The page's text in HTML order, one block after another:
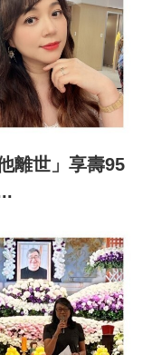
離世」享壽95